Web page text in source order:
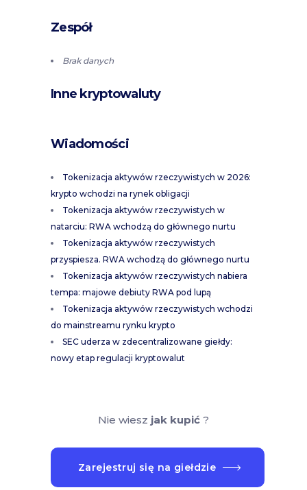
Zespół
Brak danych
Inne kryptowaluty
Wiadomości
Tokenizacja aktywów rzeczywistych w 2026:
krypto wchodzi na rynek obligacji
Tokenizacja aktywów rzeczywistych w
natarciu: RWA wchodzą do głównego nurtu
Tokenizacja aktywów rzeczywistych
przyspiesza. RWA wchodzą do głównego nurtu
Tokenizacja aktywów rzeczywistych nabiera
tempa: majowe debiuty RWA pod lupą
Tokenizacja aktywów rzeczywistych wchodzi
do mainstreamu rynku krypto
SEC uderza w zdecentralizowane giełdy:
nowy etap regulacji kryptowalut
Nie wiesz jak kupić?
Zarejestruj się na giełdzie